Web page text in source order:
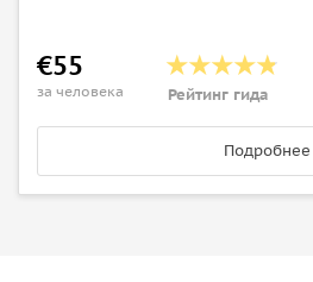
€55
за человека Рейтинг гида
Подробнее